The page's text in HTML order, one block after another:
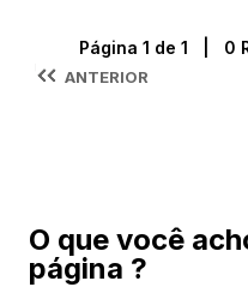
ANTERIOR
Página 1 de 1 | 0
O que você
página ?